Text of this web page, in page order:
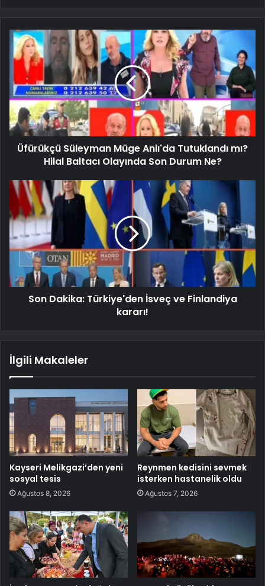
Üfürükçü Süleyman Müge Anlı'da Tutuklandı mı?
Hilal Baltacı Olayında Son Durum Ne?
Son Dakika: Türkiye'den İsveç ve Finlandiya
kararı!
İlgili Makaleler
Kayseri Melikgazi’den yeni
sosyal tesis
Ağustos 8, 2026
Reynmen kedisini sevmek
isterken hastanelik oldu
Ağustos 7, 2026